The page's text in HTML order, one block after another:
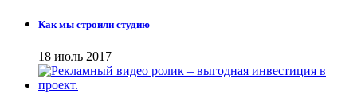
Как мы строили студию
18 июль 2017